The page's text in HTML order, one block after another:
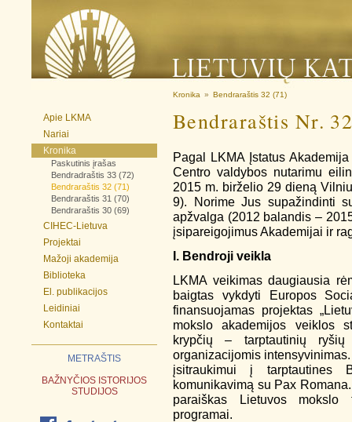
Apie LKMA
Nariai
Kronika
Paskutinis įrašas
Bendradraštis 33 (72)
Bendraraštis 32 (71)
Bendraraštis 31 (70)
Bendraraštis 30 (69)
CIHEC-Lietuva
Projektai
Mažoji akademija
Biblioteka
El. publikacijos
Leidiniai
Kontaktai
METRAŠTIS
BAŽNYČIOS ISTORIJOS
STUDIJOS
Kronika » Bendraraštis 32 (71)
Bendraraštis Nr.
Pagal LKMA Įstatus
Centro valdybos nutarimu
2015 m. birželio 29 dieną
9). Norime Jus supažindinti
apžvalga (2012 balandis –
įsipareigojimus Akademijai ir
I. Bendroji veikla
LKMA veikimas daugiausia
baigtas vykdyti Europos
finansuojamas projektas
mokslo akademijos veiklos
krypčių – tarptautinių
organizacijomis
įsitraukimui į tarptautines
komunikavimą su Pax
paraiškas Lietuvos mokslo
programai.